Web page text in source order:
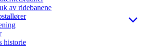
av ridebanene
historie